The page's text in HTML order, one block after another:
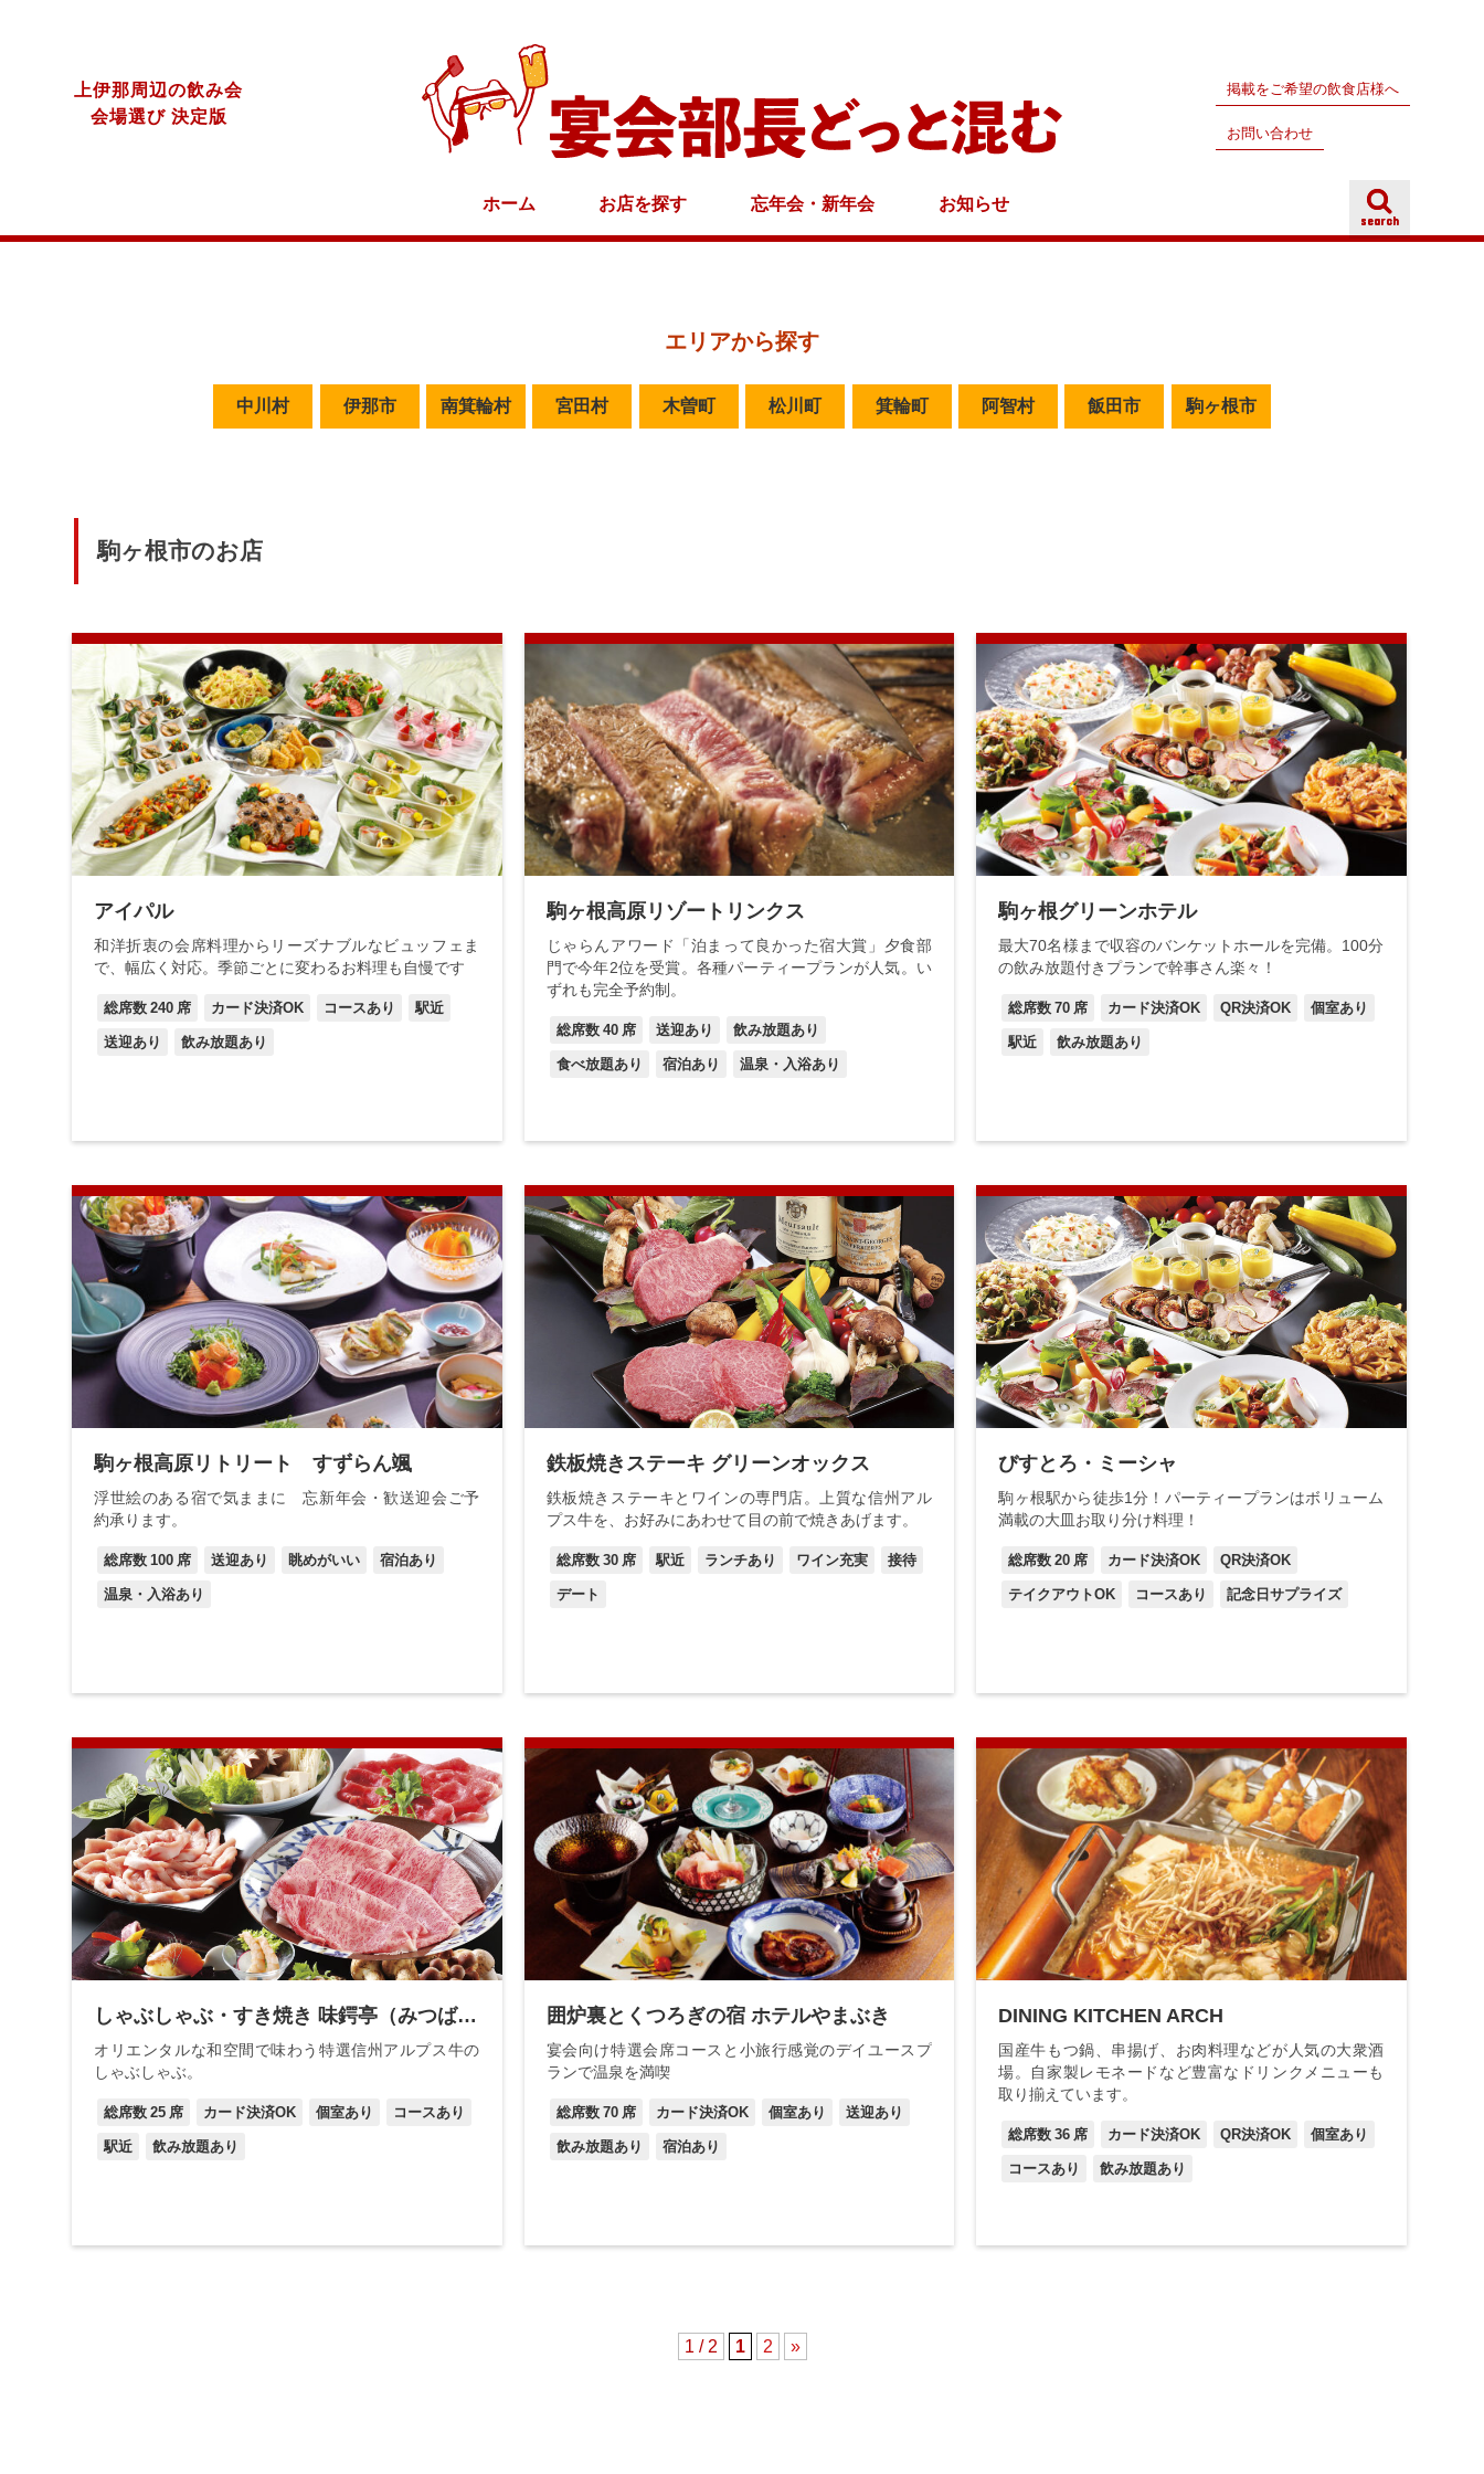
上伊那周辺の飲み会
会場選び 決定版
掲載をご希望の飲食店様へ
お問い合わせ
search
ホーム お店を探す 忘年会・新年会 お知らせ
search
エリアから探す
中川村 伊那市 南箕輪村 宮田村 木曽町 松川町 箕輪町 阿智村 飯田市 駒ヶ根市
駒ヶ根市のお店
アイパル
和洋折衷の会席料理からリーズナブルなビュッフェま
で、幅広く対応。季節ごとに変わるお料理も自慢です
総席数 240 席 カード決済OK コースあり 駅近
送迎あり 飲み放題あり
駒ヶ根高原リゾートリンクス
じゃらんアワード「泊まって良かった宿大賞」夕食部
門で今年2位を受賞。各種パーティープランが人気。い
ずれも完全予約制。
総席数 40 席 送迎あり 飲み放題あり
食べ放題あり 宿泊あり 温泉・入浴あり
駒ヶ根グリーンホテル
最大70名様まで収容のバンケットホールを完備。100分
の飲み放題付きプランで幹事さん楽々！
総席数 70 席 カード決済OK QR決済OK 個室あり
駅近 飲み放題あり
駒ヶ根高原リトリート すずらん颯
浮世絵のある宿で気ままに 忘新年会・歓送迎会ご予
約承ります。
総席数 100 席 送迎あり 眺めがいい 宿泊あり
温泉・入浴あり
鉄板焼きステーキ グリーンオックス
鉄板焼きステーキとワインの専門店。上質な信州アル
プス牛を、お好みにあわせて目の前で焼きあげます。
総席数 30 席 駅近 ランチあり ワイン充実 接待
デート
びすとろ・ミーシャ
駒ヶ根駅から徒歩1分！パーティープランはボリューム
満載の大皿お取り分け料理！
総席数 20 席 カード決済OK QR決済OK
テイクアウトOK コースあり 記念日サプライズ
しゃぶしゃぶ・すき焼き 味鍔亭（みつばてい）
オリエンタルな和空間で味わう特選信州アルプス牛の
しゃぶしゃぶ。
総席数 25 席 カード決済OK 個室あり コースあり
駅近 飲み放題あり
囲炉裏とくつろぎの宿 ホテルやまぶき
宴会向け特選会席コースと小旅行感覚のデイユースプ
ランで温泉を満喫
総席数 70 席 カード決済OK 個室あり 送迎あり
飲み放題あり 宿泊あり
DINING KITCHEN ARCH
国産牛もつ鍋、串揚げ、お肉料理などが人気の大衆酒
場。自家製レモネードなど豊富なドリンクメニューも
取り揃えています。
総席数 36 席 カード決済OK QR決済OK 個室あり
コースあり 飲み放題あり
1 / 2 1 2 »